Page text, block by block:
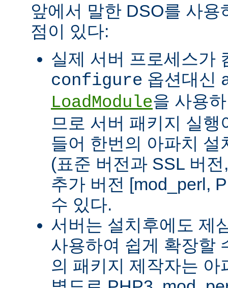
앞에서 말한 DSO를 사
점이 있다:
실제 서버 프로세스가
configure 옵션대신
LoadModule을 사용
므로 서버 패키지 실행
들어 한번의 아파치 설
(표준 버전과 SSL 버
추가 버전 [mod_perl,
수 있다.
서버는 설치후에도 제
사용하여 쉽게 확장할
의 패키지 제작자는 아